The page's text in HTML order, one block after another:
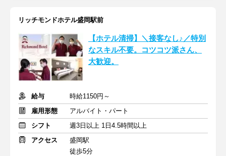
リッチモンドホテル盛岡駅前
【ホテル清掃】＼接客なし♪／特別
なスキル不要。コツコツ派さん、
大歓迎。
給与
時給1150円～
雇用形態
アルバイト・パート
シフト
週3日以上 1日4.5時間以上
アクセス
盛岡駅
徒歩5分